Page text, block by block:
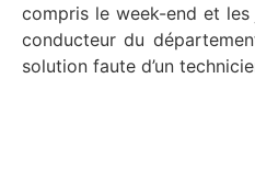
compris le week-end et les
conducteur du
solution faute d’un